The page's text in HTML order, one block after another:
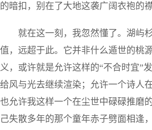
的暗扣，别在了大地这袭广阔衣袍的
就在这一刻，我忽然懂了。湖屿
值，远超于此。它并非什么遁世的桃
义，或许就是允许这样的“不合时宜”
给风与光去继续渲染；允许一个诗人
也允许我这样一个在尘世中碌碌推磨
己失散多年的那个童年赤子劈面相逢